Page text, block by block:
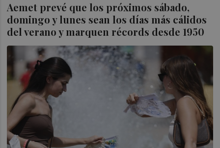
Aemet prevé que los próximos sábado,
domingo y lunes sean los días más cálidos
del verano y marquen récords desde 1950